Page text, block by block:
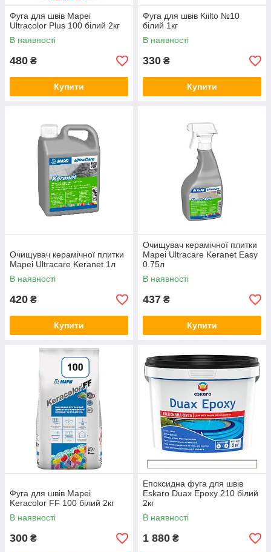
Фуга для швів Mapei
Ultracolor Plus 100 білий 2кг
В наявності
480 ₴
Купити
Фуга для швів Kiilto №10
білий 1кг
В наявності
330 ₴
Купити
Очищувач керамічної плитки
Mapei Ultracare Keranet 1л
В наявності
420 ₴
Купити
Очищувач керамічної плитки
Mapei Ultracare Keranet Easy
0.75л
В наявності
437 ₴
Купити
Фуга для швів Mapei
Keracolor FF 100 білий 2кг
В наявності
300 ₴
Епоксидна фуга для швів
Eskaro Duax Epoxy 210 білий
2кг
В наявності
1 880 ₴